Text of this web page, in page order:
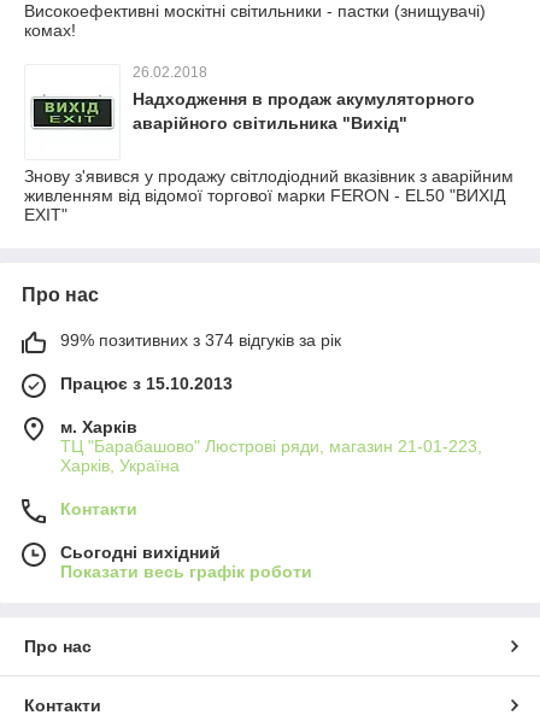
Високоефективні москітні світильники - пастки (знищувачі)
комах!
26.02.2018
Надходження в продаж акумуляторного
аварійного світильника "Вихід"
Знову з'явився у продажу світлодіодний вказівник з аварійним
живленням від відомої торгової марки FERON - EL50 "ВИХІД
EXIT"
Про нас
99% позитивних з 374 відгуків за рік
Працює з 15.10.2013
м. Харків
ТЦ "Барабашово" Люстрові ряди, магазин 21-01-223,
Харків, Україна
Контакти
Сьогодні вихідний
Показати весь графік роботи
Про нас
Контакти